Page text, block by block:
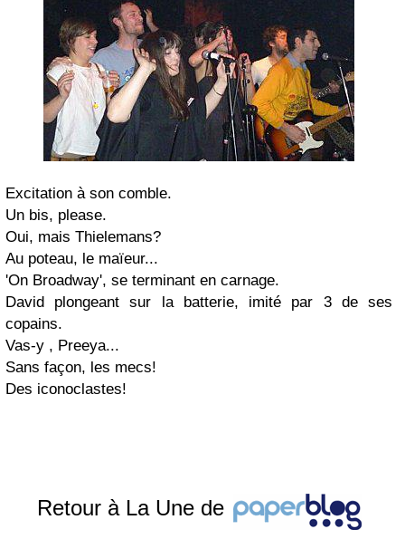
Excitation à son comble.
Un bis, please.
Oui, mais Thielemans?
Au poteau, le maïeur...
'On Broadway', se terminant en carnage.
David plongeant sur la batterie, imité par 3 de ses
copains.
Vas-y , Preeya...
Sans façon, les mecs!
Des iconoclastes!
Retour à La Une de